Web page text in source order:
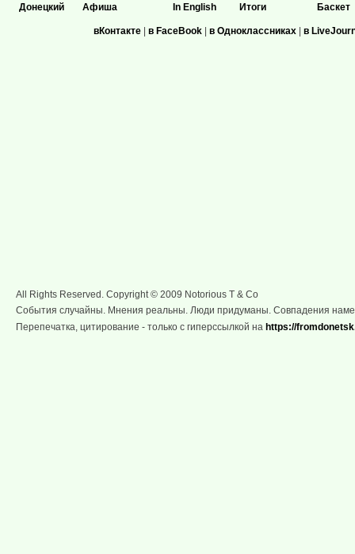
Донецкий
Афиша
In English
Итоги
Баскет
вКонтакте | в FaceBook | в Одноклассниках | в
All Rights Reserved. Copyright © 2009 Notorious T & Co
События случайны. Мнения реальны. Люди придуманы. Совпадения
Перепечатка, цитирование - только с гиперссылкой на https://